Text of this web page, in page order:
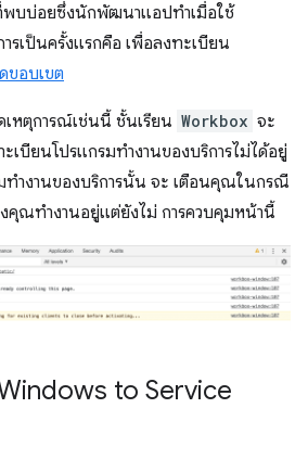
บบ่อยซึ่งนักพัฒนาแอปทำเมื่อใช้
รเป็นครั้งแรกคือ เพื่อลงทะเบียน
ขอบเขต
เหตุการณ์เช่นนี้ ชั้นเรียน Workbox จะ
บียนโปรแกรมทำงานของบริการไม่ได้อยู่
ทำงานของบริการนั้น จะ เตือนคุณในกรณี
ณทำงานอยู่แต่ยังไม่ การควบคุมหน้านี้
to Service